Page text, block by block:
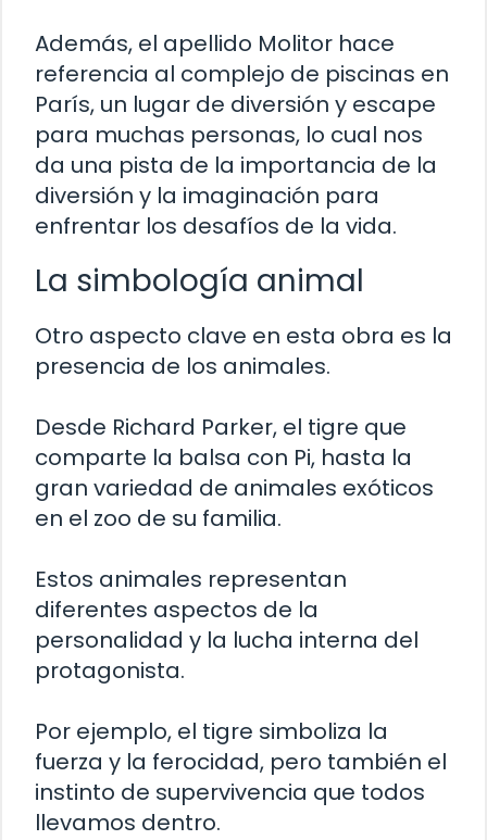
Además, el apellido Molitor hace
referencia al complejo de piscinas en
París, un lugar de diversión y escape
para muchas personas, lo cual nos
da una pista de la importancia de la
diversión y la imaginación para
enfrentar los desafíos de la vida.
La simbología animal
Otro aspecto clave en esta obra es la
presencia de los animales.
Desde Richard Parker, el tigre que
comparte la balsa con Pi, hasta la
gran variedad de animales exóticos
en el zoo de su familia.
Estos animales representan
diferentes aspectos de la
personalidad y la lucha interna del
protagonista.
Por ejemplo, el tigre simboliza la
fuerza y la ferocidad, pero también el
instinto de supervivencia que todos
llevamos dentro.